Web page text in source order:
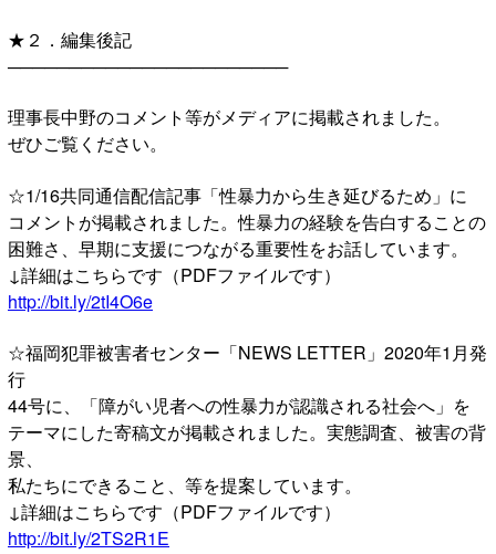
★２．編集後記
───────────────────────
理事長中野のコメント等がメディアに掲載されました。
ぜひご覧ください。
☆1/16共同通信配信記事「性暴力から生き延びるため」に
コメントが掲載されました。性暴力の経験を告白することの
困難さ、早期に支援につながる重要性をお話しています。
↓詳細はこちらです（PDFファイルです）
http://bit.ly/2tI4O6e
☆福岡犯罪被害者センター「NEWS LETTER」2020年1月発
行
44号に、「障がい児者への性暴力が認識される社会へ」を
テーマにした寄稿文が掲載されました。実態調査、被害の背
景、
私たちにできること、等を提案しています。
↓詳細はこちらです（PDFファイルです）
http://bit.ly/2TS2R1E